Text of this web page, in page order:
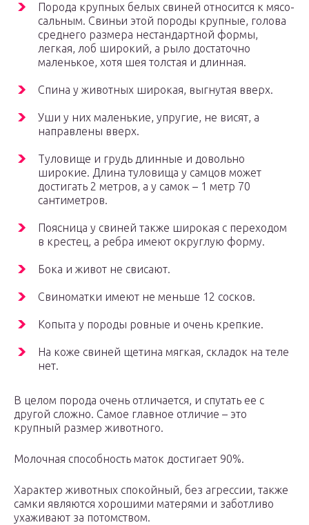
Порода крупных белых свиней относится к мясо-
сальным. Свиньи этой породы крупные, голова
среднего размера нестандартной формы,
легкая, лоб широкий, а рыло достаточно
маленькое, хотя шея толстая и длинная.
Спина у животных широкая, выгнутая вверх.
Уши у них маленькие, упругие, не висят, а
направлены вверх.
Туловище и грудь длинные и довольно
широкие. Длина туловища у самцов может
достигать 2 метров, а у самок – 1 метр 70
сантиметров.
Поясница у свиней также широкая с переходом
в крестец, а ребра имеют округлую форму.
Бока и живот не свисают.
Свиноматки имеют не меньше 12 сосков.
Копыта у породы ровные и очень крепкие.
На коже свиней щетина мягкая, складок на теле
нет.
В целом порода очень отличается, и спутать ее с
другой сложно. Самое главное отличие – это
крупный размер животного.
Молочная способность маток достигает 90%.
Характер животных спокойный, без агрессии, также
самки являются хорошими матерями и заботливо
ухаживают за потомством.